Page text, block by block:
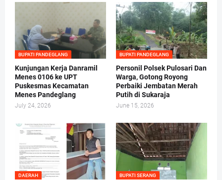
BUPATI PANDEGLANG
Kunjungan Kerja Danramil
Menes 0106 ke UPT
Puskesmas Kecamatan
Menes Pandeglang
July 24, 2026
BUPATI PANDEGLANG
Personil Polsek Pulosari Dan
Warga, Gotong Royong
Perbaiki Jembatan Merah
Putih di Sukaraja
June 15, 2026
DAERAH BUPATI SERANG